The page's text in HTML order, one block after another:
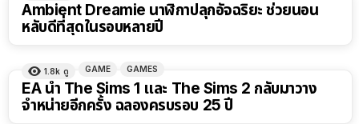
Ambient Dreamie นาฬิกาปลุกอัจฉริยะ ช่วยนอน
หลับดีที่สุดในรอบหลายปี
1.8k ดู GAME GAMES
EA นำ The Sims 1 และ The Sims 2 กลับมาวาง
จำหน่ายอีกครั้ง ฉลองครบรอบ 25 ปี